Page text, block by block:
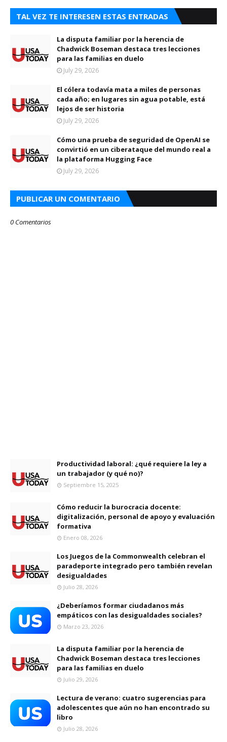
TAL VEZ TE INTERESEN ESTAS ENTRADAS
La disputa familiar por la herencia de
Chadwick Boseman destaca tres lecciones
para las familias en duelo
July 29, 2026
El cólera todavía mata a miles de personas
cada año; en lugares sin agua potable, está
lejos de ser historia
July 29, 2026
Cómo una prueba de seguridad de OpenAI se
convirtió en un ciberataque del mundo real a
la plataforma Hugging Face
July 29, 2026
PUBLICAR UN COMENTARIO
0 Comentarios
Productividad laboral: ¿qué requiere la ley a
un trabajador (y qué no)?
Septiembre 15, 2025
Cómo reducir la burocracia docente:
digitalización, personal de apoyo y evaluación
formativa
Enero 08, 2026
Los Juegos de la Commonwealth celebran el
paradeporte integrado pero también revelan
desigualdades
Julio 28, 2026
¿Deberíamos formar ciudadanos más
empáticos con las desigualdades sociales?
Marzo 23, 2026
La disputa familiar por la herencia de
Chadwick Boseman destaca tres lecciones
para las familias en duelo
Julio 29, 2026
Lectura de verano: cuatro sugerencias para
adolescentes que aún no han encontrado su
libro
Julio 28, 2026